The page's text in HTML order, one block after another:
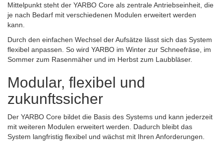
Mittelpunkt steht der YARBO Core als zentrale Antriebseinheit, die
je nach Bedarf mit verschiedenen Modulen erweitert werden
kann.
Durch den einfachen Wechsel der Aufsätze lässt sich das System
flexibel anpassen. So wird YARBO im Winter zur Schneefräse, im
Sommer zum Rasenmäher und im Herbst zum Laubbläser.
Modular, flexibel und
zukunftssicher
Der YARBO Core bildet die Basis des Systems und kann jederzeit
mit weiteren Modulen erweitert werden. Dadurch bleibt das
System langfristig flexibel und wächst mit Ihren Anforderungen.